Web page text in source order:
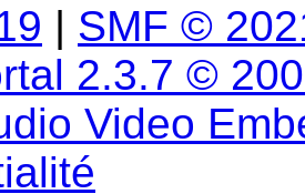
| SMF ©
2.3.7 ©
Video